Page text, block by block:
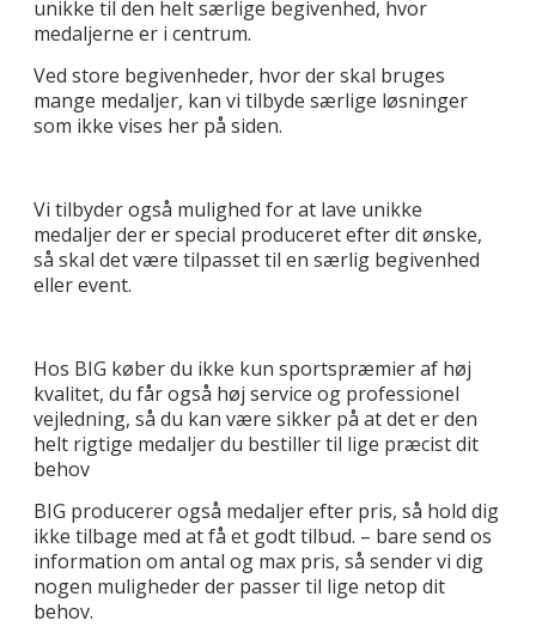
unikke til den helt særlige begivenhed, hvor
medaljerne er i centrum.
Ved store begivenheder, hvor der skal bruges
mange medaljer, kan vi tilbyde særlige løsninger
som ikke vises her på siden.
Vi tilbyder også mulighed for at lave unikke
medaljer der er special produceret efter dit ønske,
så skal det være tilpasset til en særlig begivenhed
eller event.
Hos BIG køber du ikke kun sportspræmier af høj
kvalitet, du får også høj service og professionel
vejledning, så du kan være sikker på at det er den
helt rigtige medaljer du bestiller til lige præcist dit
behov
BIG producerer også medaljer efter pris, så hold dig
ikke tilbage med at få et godt tilbud. – bare send os
information om antal og max pris, så sender vi dig
nogen muligheder der passer til lige netop dit
behov.